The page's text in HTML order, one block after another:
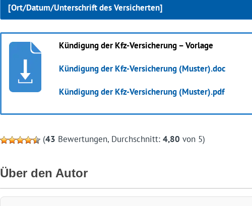
[Ort/Datum/Unterschrift des Versicherten]
Kündigung der Kfz-Versicherung – Vorlage
Kündigung der Kfz-Versicherung (Muster).doc
Kündigung der Kfz-Versicherung (Muster).pdf
(43 Bewertungen, Durchschnitt: 4,80 von 5)
Über den Autor